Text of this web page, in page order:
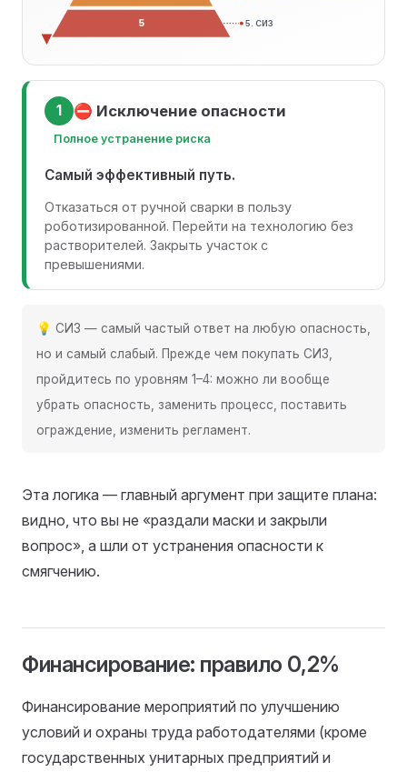
5 5. СИЗ
1 ⛔ Исключение опасности
Полное устранение риска
Самый эффективный путь.
Отказаться от ручной сварки в пользу
роботизированной. Перейти на технологию без
растворителей. Закрыть участок с
превышениями.
💡 СИЗ — самый частый ответ на любую опасность,
но и самый слабый. Прежде чем покупать СИЗ,
пройдитесь по уровням 1–4: можно ли вообще
убрать опасность, заменить процесс, поставить
ограждение, изменить регламент.
Эта логика — главный аргумент при защите плана:
видно, что вы не «раздали маски и закрыли
вопрос», а шли от устранения опасности к
смягчению.
Финансирование: правило 0,2%
Финансирование мероприятий по улучшению
условий и охраны труда работодателями (кроме
государственных унитарных предприятий и